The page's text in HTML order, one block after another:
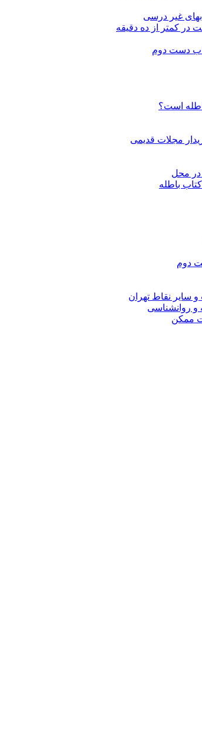
غیر درسی
در کمتر از ده دقیقه
دست دوم
است؟
مجلات قدیمی
در محل
باطله
دوم
سایر نقاط تهران
و روانشناسی
ممکن